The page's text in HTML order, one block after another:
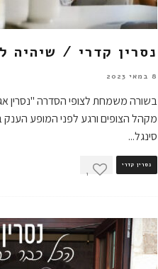
נסרין קדרי / שיהיה
8 במאי 2023
בשורה משמחת לצופי הסדרה "נסרין
מקהל הצופים ורגע לפני המופע הענק
סינגל...
נסרין קדרי
1